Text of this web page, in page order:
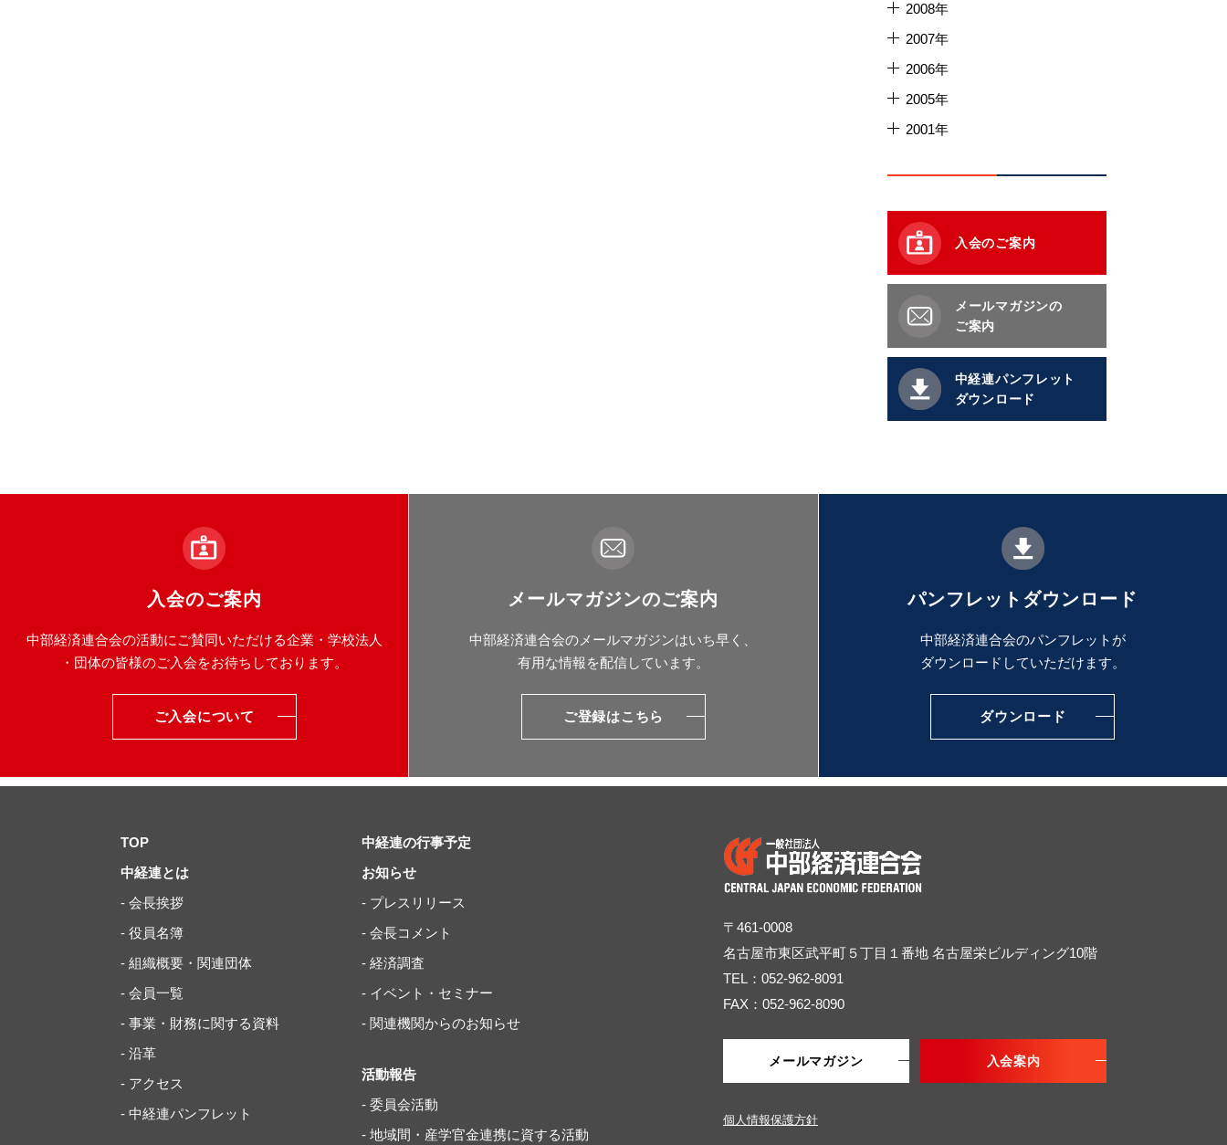
2008年
2007年
2006年
2005年
2001年
入会のご案内
メールマガジンの
ご案内
中経連パンフレット
ダウンロード
入会のご案内
中部経済連合会の活動にご賛同いただける企業・学校法人
・団体の皆様のご入会をお待ちしております。
ご入会について
メールマガジンのご案内
中部経済連合会のメールマガジンはいち早く、
有用な情報を配信しています。
ご登録はこちら
パンフレットダウンロード
中部経済連合会のパンフレットが
ダウンロードしていただけます。
ダウンロード
TOP
中経連とは
- 会長挨拶
- 役員名簿
- 組織概要・関連団体
- 会員一覧
- 事業・財務に関する資料
- 沿革
- アクセス
- 中経連パンフレット
中経連の行事予定
お知らせ
- プレスリリース
- 会長コメント
- 経済調査
- イベント・セミナー
- 関連機関からのお知らせ
活動報告
- 委員会活動
- 地域間・産学官金連携に資する活動
〒461-0008
名古屋市東区武平町５丁目１番地 名古屋栄ビルディング10階
TEL：052-962-8091
FAX：052-962-8090
メールマガジン 入会案内
個人情報保護方針